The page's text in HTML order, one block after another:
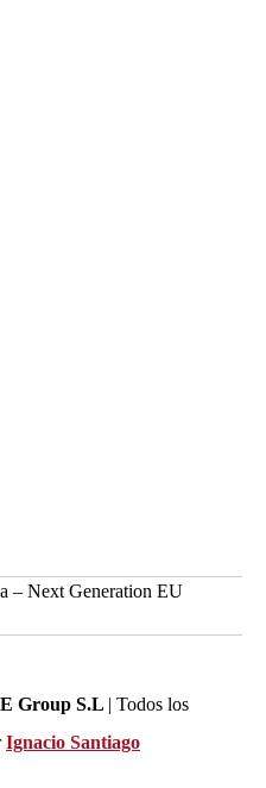
– Next Generation EU
Group S.L | Todos los
Ignacio Santiago